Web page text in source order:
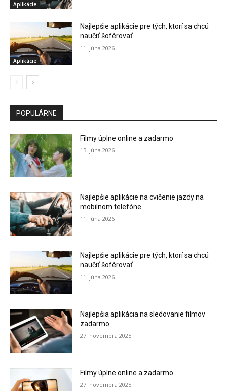
Aplikácie
Aplikácie
Najlepšie aplikácie pre tých, ktorí sa chcú
naučiť šoférovať
11. júna 2026
POPULÁRNE
Filmy úplne online a zadarmo
15. júna 2026
Najlepšie aplikácie na cvičenie jazdy na
mobilnom telefóne
11. júna 2026
Najlepšie aplikácie pre tých, ktorí sa chcú
naučiť šoférovať
11. júna 2026
Najlepšia aplikácia na sledovanie filmov
zadarmo
27. novembra 2025
Filmy úplne online a zadarmo
27. novembra 2025